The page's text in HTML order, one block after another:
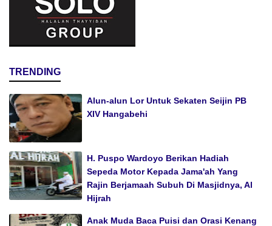
TRENDING
Alun-alun Lor Untuk Sekaten Seijin PB
XIV Hangabehi
H. Puspo Wardoyo Berikan Hadiah
Sepeda Motor Kepada Jama'ah Yang
Rajin Berjamaah Subuh Di Masjidnya, Al
Hijrah
Anak Muda Baca Puisi dan Orasi Kenang